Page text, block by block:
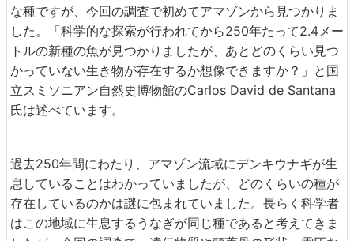
な種ですが、今回の調査で初めてアマゾンから見つかりま
した。「科学的な探索が行われてから250年たって2.4メー
トルの新種の魚が見つかりましたが、あとどのくらい見つ
かっていない生き物が存在するか想像できますか？」と国
立スミソニアン自然史博物館のCarlos David de Santana
氏は述べています。
過去250年間にわたり、アマゾン流域にデンキウナギが生
息していることはわかっていましたが、どのくらいの種が
存在しているのかは謎に包まれていました。長らく科学者
はこの地域に生息するうなぎが同じ種であると考えてきま